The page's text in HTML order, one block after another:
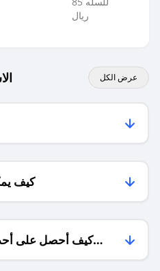
ريال
عرض الكل
كيف
كيف أحصل على